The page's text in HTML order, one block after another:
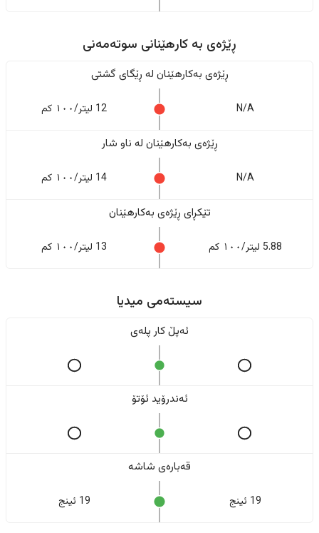
ڕێژەى به کارهێنانی سوتەمەنی
ڕێژەى بەکارهێنان له ڕێگای گشتی
N/A 12 لیتر/١٠٠ کم
ڕێژەى بەکارهێنان له ناو شار
N/A 14 لیتر/١٠٠ کم
تێکڕای ڕێژەى بەکارهێنان
5.88 لیتر/١٠٠ کم 13 لیتر/١٠٠ کم
سیستەمی میدیا
ئەپڵ کار پلەی
ئەندرۆید ئۆتۆ
قەبارەی شاشە
19 ئینج 19 ئینج